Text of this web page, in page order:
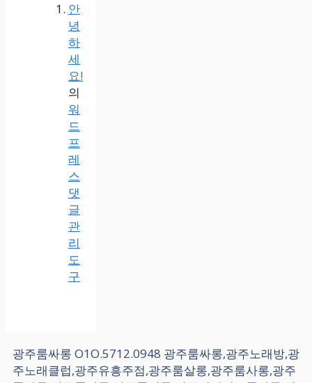
안
녕
하
세
요!
의
워
드
프
레
스
댓
글
관
리
도
구
광주룸싸롱 O1O.5712.0948 광주룸싸롱,광주노래방,광
주노래클럽,광주유흥주점,광주룸살롱,광주룸사롱,광주